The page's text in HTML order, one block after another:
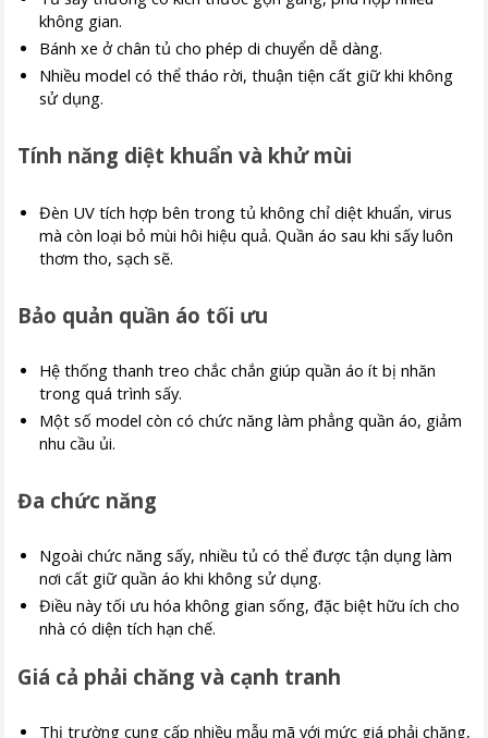
không gian.
Bánh xe ở chân tủ cho phép di chuyển dễ dàng.
Nhiều model có thể tháo rời, thuận tiện cất giữ khi không
sử dụng.
Tính năng diệt khuẩn và khử mùi
Đèn UV tích hợp bên trong tủ không chỉ diệt khuẩn, virus
mà còn loại bỏ mùi hôi hiệu quả. Quần áo sau khi sấy luôn
thơm tho, sạch sẽ.
Bảo quản quần áo tối ưu
Hệ thống thanh treo chắc chắn giúp quần áo ít bị nhăn
trong quá trình sấy.
Một số model còn có chức năng làm phẳng quần áo, giảm
nhu cầu ủi.
Đa chức năng
Ngoài chức năng sấy, nhiều tủ có thể được tận dụng làm
nơi cất giữ quần áo khi không sử dụng.
Điều này tối ưu hóa không gian sống, đặc biệt hữu ích cho
nhà có diện tích hạn chế.
Giá cả phải chăng và cạnh tranh
Thị trường cung cấp nhiều mẫu mã với mức giá phải chăng,